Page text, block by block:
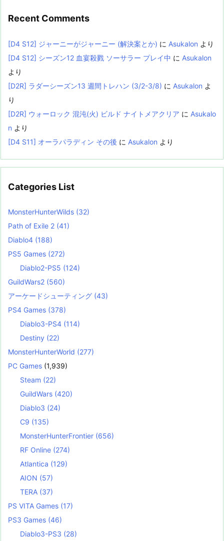
Recent Comments
[D4 S12] ジャーニーがジャーニー (解決案とか) に Asukalon より
[D4 S12] シーズン12 血宴殺戮 ソーサラー プレイ中 に Asukalon
より
[D2R] ラダーシーズン13 週間トレハン (3/2-3/8) に Asukalon よ
り
[D2R] ウォーロック 混沌(火) ビルド ナイトメアクリア に Asukalo
n より
[D4 S11] オーラパラディン その後 に Asukalon より
Categories List
MonsterHunterWilds (32)
Path of Exile 2 (41)
Diablo4 (188)
PS5 Games (272)
Diablo2-PS5 (124)
GuildWars2 (560)
アーケードシューティング (43)
PS4 Games (378)
Diablo3-PS4 (114)
Destiny (22)
MonsterHunterWorld (277)
PC Games (1,939)
Steam (22)
GuildWars (420)
Diablo3 (24)
C9 (135)
MonsterHunterFrontier (656)
RF Online (274)
Atlantica (129)
AION (57)
TERA (37)
PS VITA Games (17)
PS3 Games (46)
Diablo3-PS3 (28)